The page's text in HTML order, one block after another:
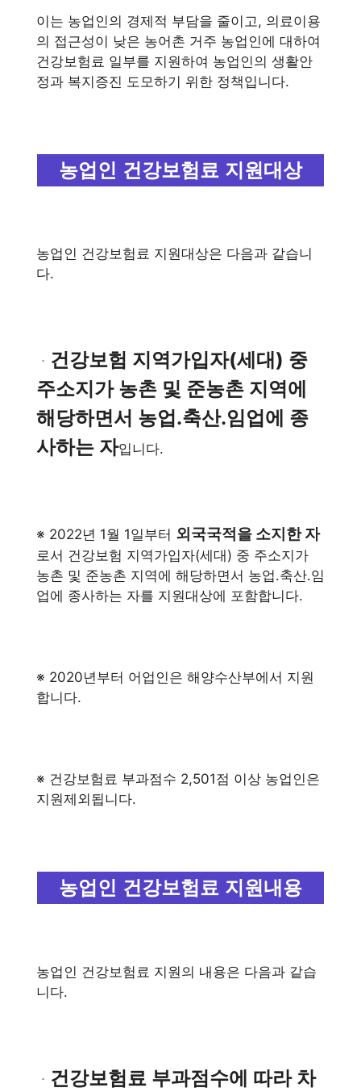
이는 농업인의 경제적 부담을 줄이고, 의료이용
의 접근성이 낮은 농어촌 거주 농업인에 대하여
건강보험료 일부를 지원하여 농업인의 생활안
정과 복지증진 도모하기 위한 정책입니다.
농업인 건강보험료 지원대상
농업인 건강보험료 지원대상은 다음과 같습니
다.
ㆍ 건강보험 지역가입자(세대) 중
주소지가 농촌 및 준농촌 지역에
해당하면서 농업․축산․임업에 종
사하는 자입니다.
※ 2022년 1월 1일부터 외국국적을 소지한 자
로서 건강보험 지역가입자(세대) 중 주소지가
농촌 및 준농촌 지역에 해당하면서 농업․축산․임
업에 종사하는 자를 지원대상에 포함합니다.
※ 2020년부터 어업인은 해양수산부에서 지원
합니다.
※ 건강보험료 부과점수 2,501점 이상 농업인은
지원제외됩니다.
농업인 건강보험료 지원내용
농업인 건강보험료 지원의 내용은 다음과 같습
니다.
ㆍ 건강보험료 부과점수에 따라 차